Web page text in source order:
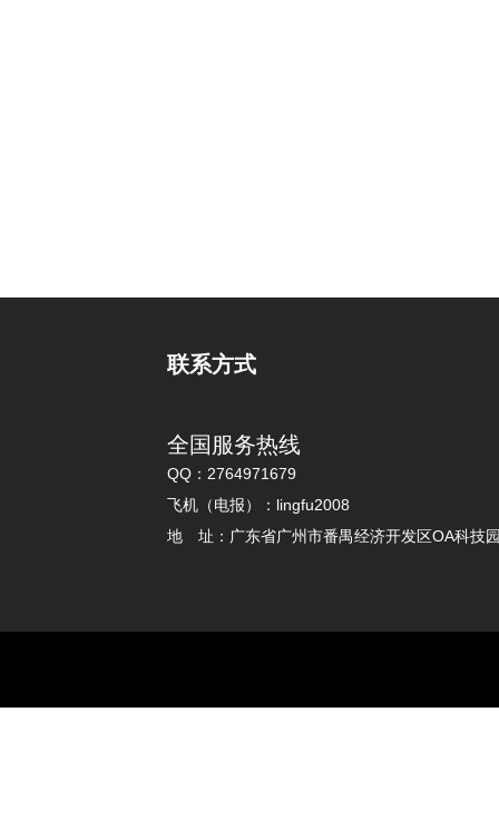
联系方式
全国服务热线
QQ：2764971679
飞机（电报）：lingfu2008
地 址：广东省广州市番禺经济开发区OA科技